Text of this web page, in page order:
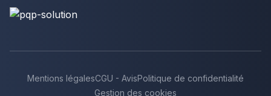
Mentions légalesCGU - AvisPolitique de confidentialité
Gestion des cookies